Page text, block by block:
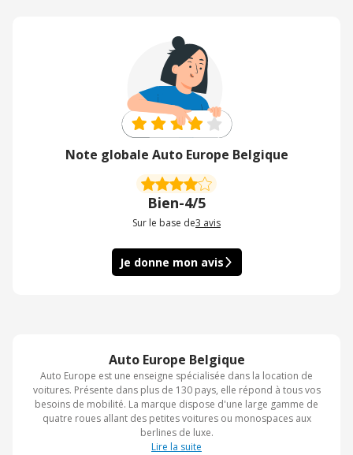
Auto Europe Belgique
Auto Europe est une enseigne spécialisée dans la location de
voitures. Présente dans plus de 130 pays, elle répond à tous vos
besoins de mobilité. La marque dispose d'une large gamme de
quatre roues allant des petites voitures ou monospaces aux
berlines de luxe.
Lire la suite
Note globale Auto Europe Belgique
Bien-4/5
Sur le base de3 avis
Je donne mon avis